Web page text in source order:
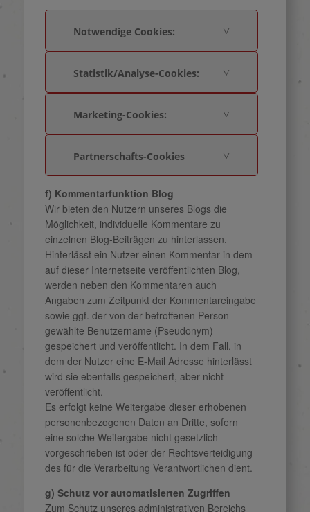
Notwendige Cookies:
Statistik/Analyse-Cookies:
Marketing-Cookies:
Partnerschafts-Cookies
f) Kommentarfunktion Blog
Wir bieten den Nutzern unseres Blogs die
Möglichkeit, individuelle Kommentare zu
einzelnen Blog-Beiträgen zu hinterlassen.
Hinterlässt ein Nutzer einen Kommentar in dem
auf dieser Internetseite veröffentlichten Blog,
werden neben den Kommentaren auch
Angaben zum Zeitpunkt der Kommentareingabe
sowie ggf. der von der betroffenen Person
gewählte Benutzername (Pseudonym)
gespeichert und veröffentlicht. In dem Fall, in
dem der Nutzer eine E-Mail Adresse hinterlässt
wird sie ebenfalls gespeichert, aber nicht
veröffentlicht.
Es erfolgt keine Weitergabe dieser erhobenen
personenbezogenen Daten an Dritte, sofern
eine solche Weitergabe nicht gesetzlich
vorgeschrieben ist oder der Rechtsverteidigung
des für die Verarbeitung Verantwortlichen dient.
g) Schutz vor automatisierten Zugriffen
Zum Schutz unseres administrativen Bereichs